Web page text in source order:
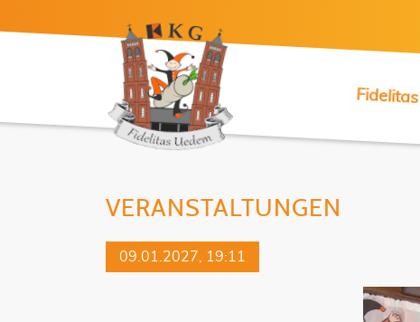
Fidelitas
VERANSTALTUNGEN
09.01.2027, 19:11